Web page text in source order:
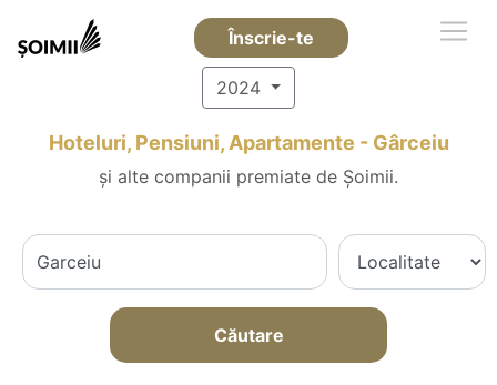
Înscrie-te
2024
Hoteluri, Pensiuni, Apartamente - Gârceiu
și alte companii premiate de Șoimii.
Căutare